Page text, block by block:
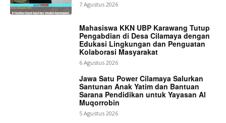
7 Agustus 2026
Mahasiswa KKN UBP Karawang Tutup
Pengabdian di Desa Cilamaya dengan
Edukasi Lingkungan dan Penguatan
Kolaborasi Masyarakat
6 Agustus 2026
Jawa Satu Power Cilamaya Salurkan
Santunan Anak Yatim dan Bantuan
Sarana Pendidikan untuk Yayasan Al
Muqorrobin
5 Agustus 2026